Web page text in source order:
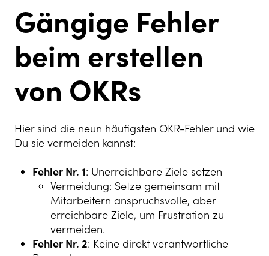
Gängige Fehler
beim erstellen
von OKRs
Hier sind die neun häufigsten OKR-Fehler und wie
Du sie vermeiden kannst:
Fehler Nr. 1: Unerreichbare Ziele setzen
Vermeidung: Setze gemeinsam mit
Mitarbeitern anspruchsvolle, aber
erreichbare Ziele, um Frustration zu
vermeiden.
Fehler Nr. 2: Keine direkt verantwortliche